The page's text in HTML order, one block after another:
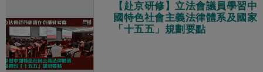
【赴京研修】立法會議員學習中
國特色社會主義法律體系及國家
「十五五」規劃要點